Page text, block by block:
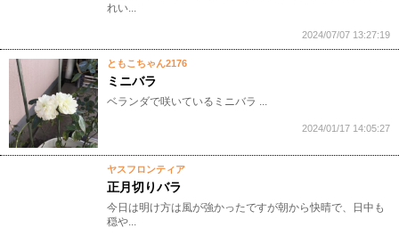
れい...
2024/07/07 13:27:19
ともこちゃん2176
ミニバラ
ベランダで咲いているミニバラ ...
2024/01/17 14:05:27
ヤスフロンティア
正月切りバラ
今日は明け方は風が強かったですが朝から快晴で、日中も
穏や...